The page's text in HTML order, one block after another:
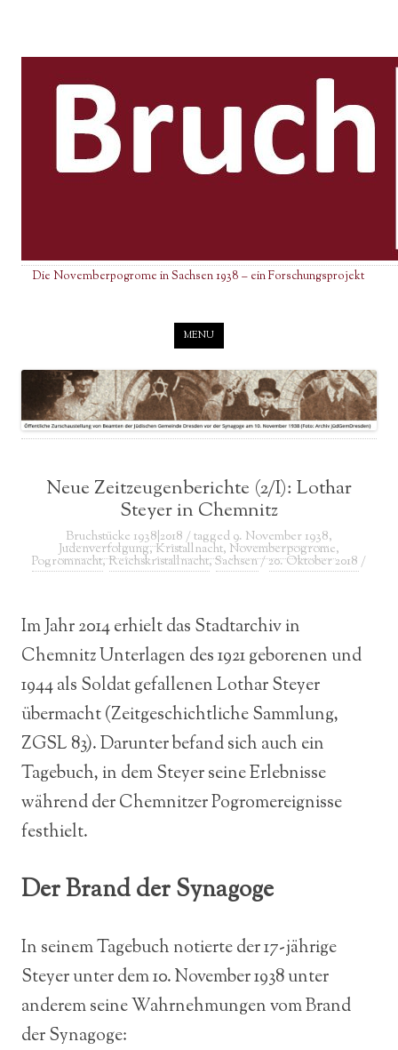
Die Novemberpogrome in Sachsen 1938 – ein Forschungsprojekt
MENU
Neue Zeitzeugenberichte (2/I): Lothar
Steyer in Chemnitz
Bruchstücke 1938|2018 / tagged 9. November 1938,
Judenverfolgung,Kristallnacht, Novemberpogrome,
Pogromnacht,Reichskristallnacht,Sachsen/20. Oktober 2018 /
Im Jahr 2014 erhielt das Stadtarchiv in
Chemnitz Unterlagen des 1921 geborenen und
1944 als Soldat gefallenen Lothar Steyer
übermacht (Zeitgeschichtliche Sammlung,
ZGSL 83). Darunter befand sich auch ein
Tagebuch, in dem Steyer seine Erlebnisse
während der Chemnitzer Pogromereignisse
festhielt.
Der Brand der Synagoge
In seinem Tagebuch notierte der 17-jährige
Steyer unter dem 10. November 1938 unter
anderem seine Wahrnehmungen vom Brand
der Synagoge: